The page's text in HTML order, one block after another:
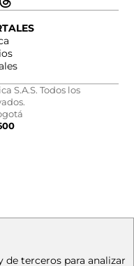
S.A.S. Todos los
de terceros para analizar